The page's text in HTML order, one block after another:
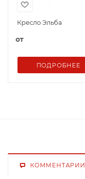
Кресло Эльба
от
ПОДРОБНЕЕ
КОММЕНТАРИИ